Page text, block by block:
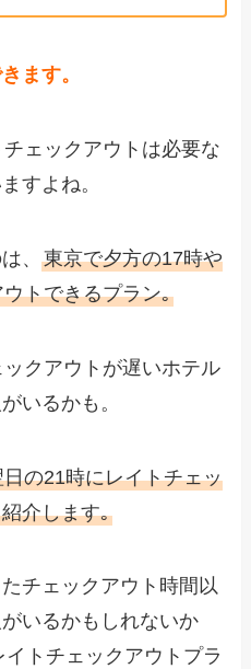
ます。
ェックアウトは必要な
すよね。
、東京で夕方の17時や
トできるプラン｡
ックアウトが遅いホテル
いるかも。
の21時にレイトチェッ
介します｡
チェックアウト時間以
いるかもしれないか
トチェックアウトプラ